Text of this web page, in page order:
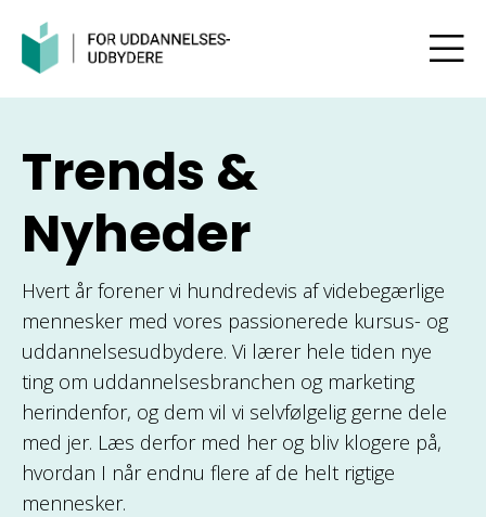
Trends &
Nyheder
Hvert år forener vi hundredevis af videbegærlige
mennesker med vores passionerede kursus- og
uddannelsesudbydere. Vi lærer hele tiden nye
ting om uddannelsesbranchen og marketing
herindenfor, og dem vil vi selvfølgelig gerne dele
med jer. Læs derfor med her og bliv klogere på,
hvordan I når endnu flere af de helt rigtige
mennesker.